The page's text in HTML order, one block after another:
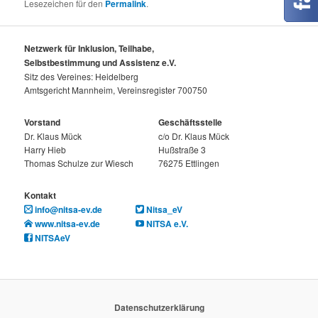
Lesezeichen für den Permalink.
Netzwerk für Inklusion, Teilhabe,
Selbstbestimmung und Assistenz e.V.
Sitz des Vereines: Heidelberg
Amtsgericht Mannheim, Vereinsregister 700750
Vorstand Geschäftsstelle
Dr. Klaus Mück
c/o Dr. Klaus Mück
Harry Hieb
Hußstraße 3
Thomas Schulze zur Wiesch
76275 Ettlingen
Kontakt
info@nitsa-ev.de
Nitsa_eV
www.nitsa-ev.de
NITSA e.V.
NITSAeV
Datenschutzerklärung